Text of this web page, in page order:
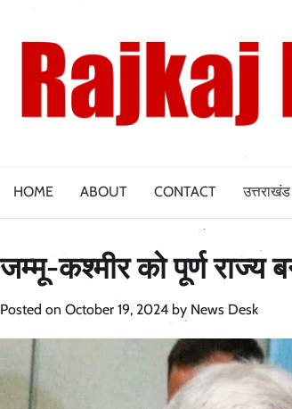
content
HOME ABOUT CONTACT उत्तराखंड
जम्मू-कश्मीर को पूर्ण राज्य
Posted on October 19, 2024 by News Desk